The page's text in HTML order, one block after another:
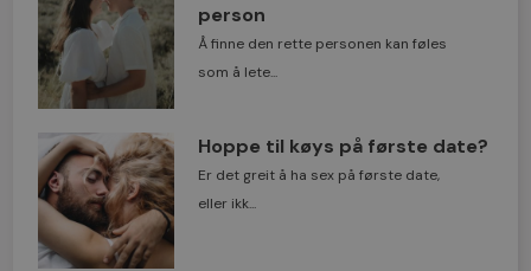
person
Å finne den rette personen kan føles
som å lete...
Hoppe til køys på første date?
Er det greit å ha sex på første date,
eller ikk...